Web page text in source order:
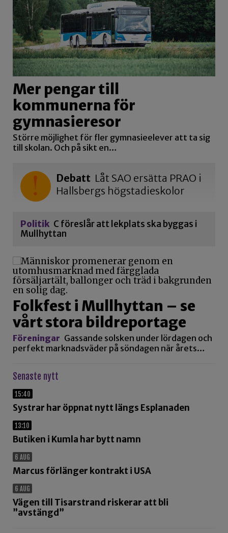
Mer pengar till
kommunerna för
gymnasieresor
Större möjlighet för fler gymnasieelever att ta sig
till skolan. Och på sikt en…
Debatt Låt SAO ersätta PRAO i
Hallsbergs högstadieskolor
Politik C föreslår att lekplats ska byggas i
Mullhyttan
Folkfest i Mullhyttan – se
vårt stora bildreportage
Föreningar Gassande solsken under lördagen och
perfekt marknadsväder på söndagen när årets…
Senaste nytt
15:40
Systrar har öppnat nytt längs Esplanaden
13:10
Butiken i Kumla har bytt namn
6 AUG
Marcus förlänger kontrakt i USA
6 AUG
Vägen till Tisarstrand riskerar att bli
”avstängd”